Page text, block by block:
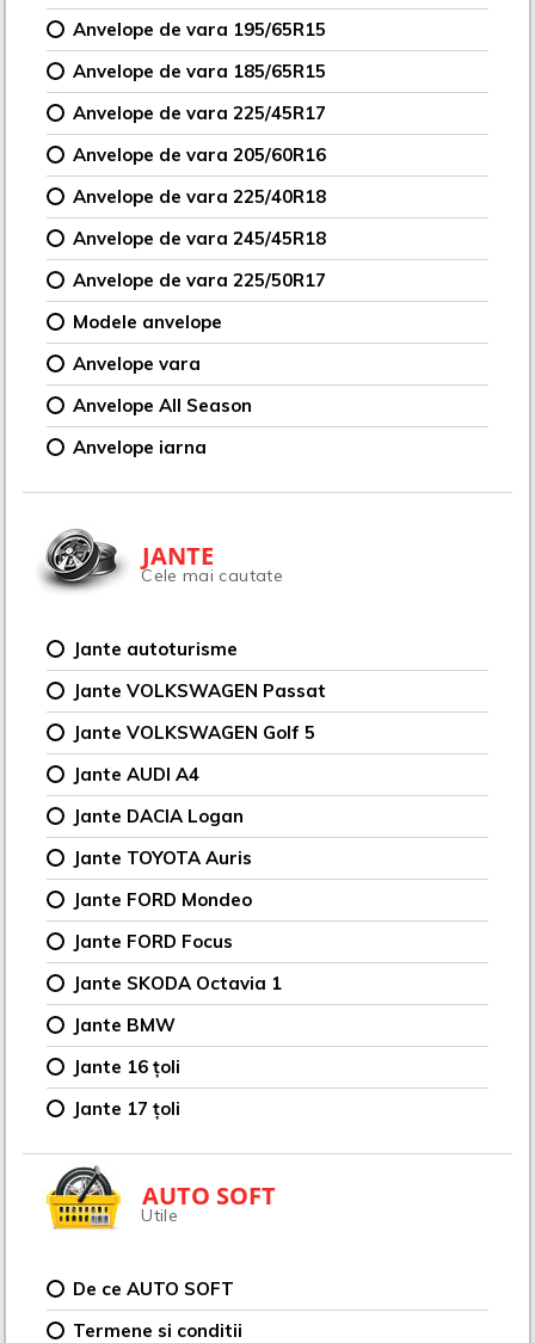
Anvelope de vara 195/65R15
Anvelope de vara 185/65R15
Anvelope de vara 225/45R17
Anvelope de vara 205/60R16
Anvelope de vara 225/40R18
Anvelope de vara 245/45R18
Anvelope de vara 225/50R17
Modele anvelope
Anvelope vara
Anvelope All Season
Anvelope iarna
JANTE
Cele mai cautate
Jante autoturisme
Jante VOLKSWAGEN Passat
Jante VOLKSWAGEN Golf 5
Jante AUDI A4
Jante DACIA Logan
Jante TOYOTA Auris
Jante FORD Mondeo
Jante FORD Focus
Jante SKODA Octavia 1
Jante BMW
Jante 16 țoli
Jante 17 țoli
AUTO SOFT
Utile
De ce AUTO SOFT
Termene si conditii